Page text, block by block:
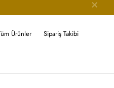
Ürünler Sipariş Takibi